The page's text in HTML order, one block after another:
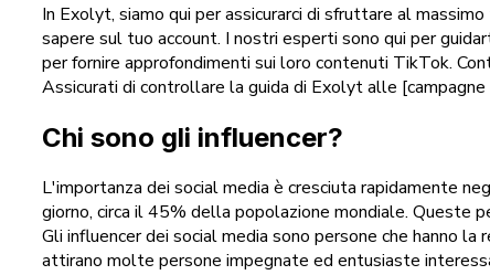
In Exolyt, siamo qui per assicurarci di sfruttare al
sapere sul tuo account. I nostri esperti sono qui per
per fornire approfondimenti sui loro contenuti TikTok.
Assicurati di controllare la guida di Exolyt alle
Chi sono gli influencer?
L'importanza dei social media è cresciuta rapidamente
giorno, circa il 45% della popolazione mondiale. Queste
Gli influencer dei social media sono persone che hanno
attirano molte persone impegnate ed entusiaste